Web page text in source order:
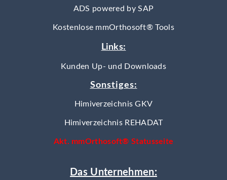
ADS powered by SAP
Kostenlose mmOrthosoft® Tools
Links:
Kunden Up- und Downloads
Sonstiges:
Himiverzeichnis GKV
Himiverzeichnis REHADAT
Akt. mmOrthosoft® Statusseite
Das Unternehmen: